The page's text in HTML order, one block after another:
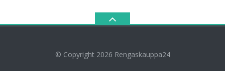
© Copyright 2026 Rengaskauppa24